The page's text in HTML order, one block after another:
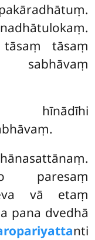
tāsaṃ
sabhāvaṃ
hīnādīhi
vā etaṃ
pana dvedhā
nti